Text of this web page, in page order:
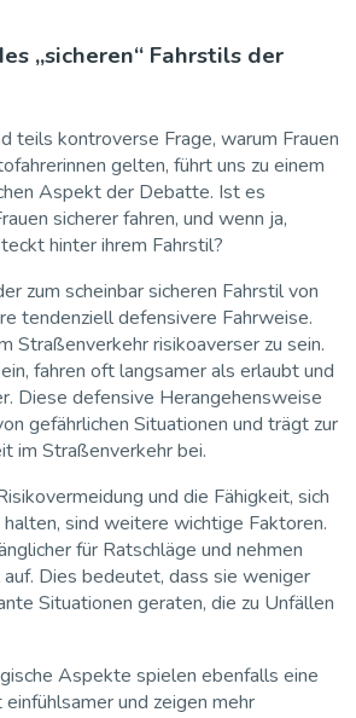
„sicheren“ Fahrstils der
teils kontroverse Frage, warum Frauen
gelten, führt uns zu einem
Aspekt der Debatte. Ist es
sicherer fahren, und wenn ja,
hinter ihrem Fahrstil?
zum scheinbar sicheren Fahrstil von
tendenziell defensivere Fahrweise.
Straßenverkehr risikoaverser zu sein.
fahren oft langsamer als erlaubt und
Diese defensive Herangehensweise
gefährlichen Situationen und trägt zur
im Straßenverkehr bei.
und die Fähigkeit, sich
sind weitere wichtige Faktoren.
für Ratschläge und nehmen
Dies bedeutet, dass sie weniger
Situationen geraten, die zu Unfällen
Aspekte spielen ebenfalls eine
und zeigen mehr